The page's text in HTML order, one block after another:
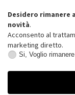
Desidero rimanere
novità.
Acconsento al
marketing diretto.
Voglio
Si, Voglio
Grazie